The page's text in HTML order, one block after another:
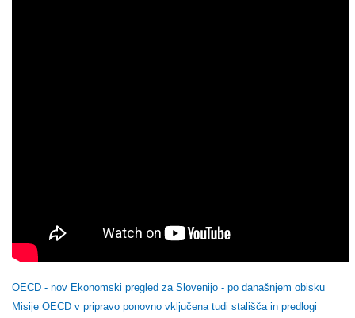
OECD - nov Ekonomski pregled za Slovenijo - po današnjem obisku
Misije OECD v pripravo ponovno vključena tudi stališča in predlogi